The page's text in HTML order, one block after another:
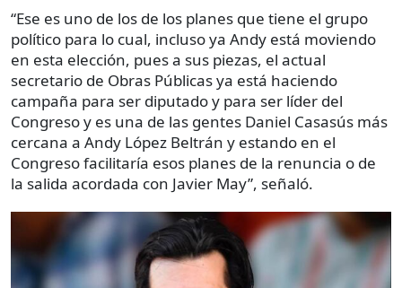
“Ese es uno de los de los planes que tiene el grupo
político para lo cual, incluso ya Andy está moviendo
en esta elección, pues a sus piezas, el actual
secretario de Obras Públicas ya está haciendo
campaña para ser diputado y para ser líder del
Congreso y es una de las gentes Daniel Casasús más
cercana a Andy López Beltrán y estando en el
Congreso facilitaría esos planes de la renuncia o de
la salida acordada con Javier May”, señaló.